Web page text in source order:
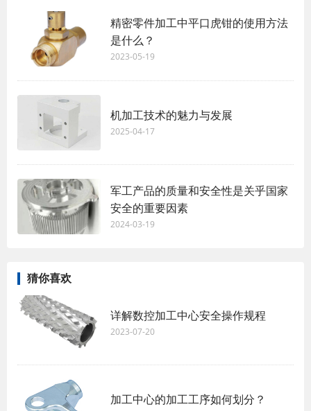
精密零件加工中平口虎钳的使用方法
是什么？
2023-05-19
机加工技术的魅力与发展
2025-04-17
军工产品的质量和安全性是关乎国家
安全的重要因素
2024-03-19
猜你喜欢
详解数控加工中心安全操作规程
2023-07-20
加工中心的加工工序如何划分？